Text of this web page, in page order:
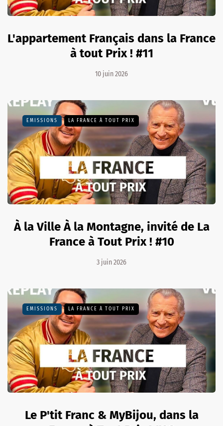
L'appartement Français dans la France
à tout Prix ! #11
10 juin 2026
EMISSIONS LA FRANCE À TOUT PRIX
À la Ville À la Montagne, invité de La
France à Tout Prix ! #10
3 juin 2026
EMISSIONS LA FRANCE À TOUT PRIX
Le P'tit Franc & MyBijou, dans la